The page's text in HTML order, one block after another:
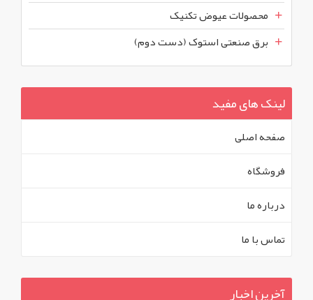
محصولات عیوض تکنیک
برق صنعتی استوک (دست دوم)
لینک های مفید
صفحه اصلی
فروشگاه
درباره ما
تماس با ما
آخرین اخبار